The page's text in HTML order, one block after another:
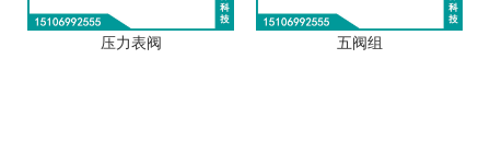
压力表阀 五阀组